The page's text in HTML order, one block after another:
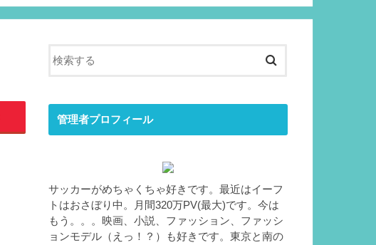
管理者プロフィール
サッカーがめちゃくちゃ好きです。最近はイーフ
トはおさぼり中。月間320万PV(最大)です。今は
もう。。。映画、小説、ファッション、ファッシ
ョンモデル（えっ！？）も好きです。東京と南の